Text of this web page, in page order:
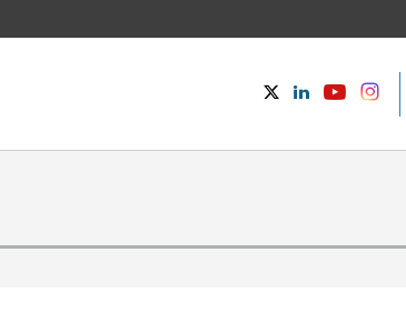
TwitterLinkedInYoutube